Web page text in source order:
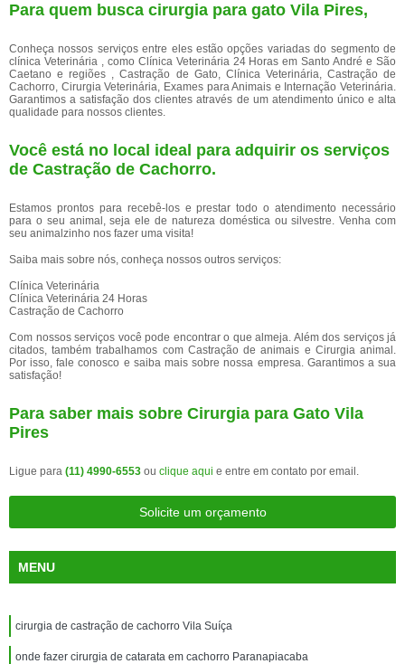
Para quem busca cirurgia para gato Vila Pires,
Conheça nossos serviços entre eles estão opções variadas do segmento de
clínica Veterinária , como Clínica Veterinária 24 Horas em Santo André e São
Caetano e regiões , Castração de Gato, Clínica Veterinária, Castração de
Cachorro, Cirurgia Veterinária, Exames para Animais e Internação Veterinária.
Garantimos a satisfação dos clientes através de um atendimento único e alta
qualidade para nossos clientes.
Você está no local ideal para adquirir os serviços
de Castração de Cachorro.
Estamos prontos para recebê-los e prestar todo o atendimento necessário
para o seu animal, seja ele de natureza doméstica ou silvestre. Venha com
seu animalzinho nos fazer uma visita!
Saiba mais sobre nós, conheça nossos outros serviços:
Clínica Veterinária
Clínica Veterinária 24 Horas
Castração de Cachorro
Com nossos serviços você pode encontrar o que almeja. Além dos serviços já
citados, também trabalhamos com Castração de animais e Cirurgia animal.
Por isso, fale conosco e saiba mais sobre nossa empresa. Garantimos a sua
satisfação!
Para saber mais sobre Cirurgia para Gato Vila
Pires
Ligue para (11) 4990-6553 ou clique aqui e entre em contato por email.
Solicite um orçamento
MENU
cirurgia de castração de cachorro Vila Suíça
onde fazer cirurgia de catarata em cachorro Paranapiacaba